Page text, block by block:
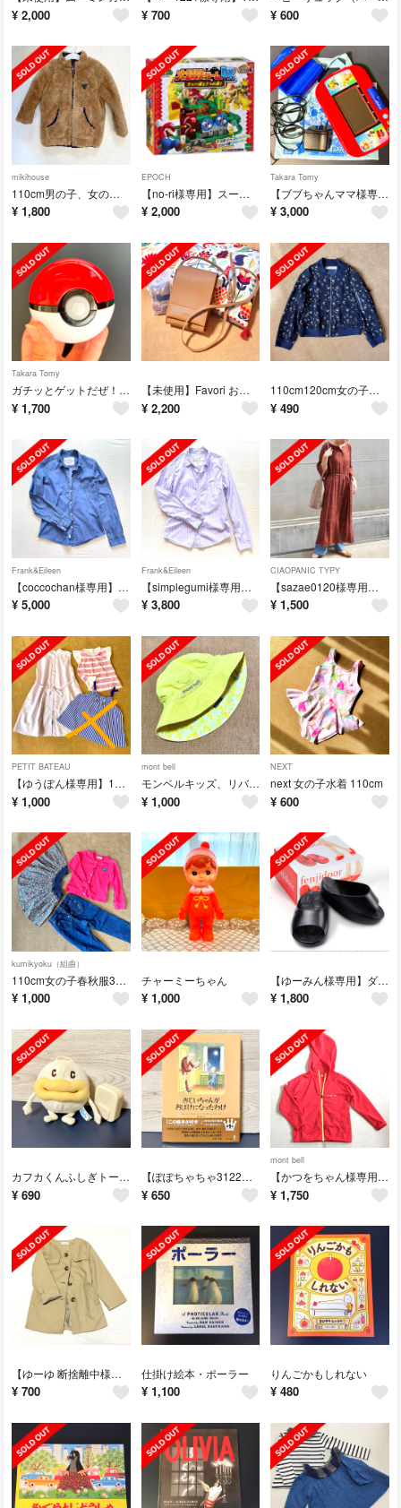
¥ 2,000 ¥ 700 ¥ 600
mikihouse
110cm男の子、女の子、リバーシブル、ボアコート
¥ 1,800
EPOCH
【no-ri様専用】スーパーマリオ大冒険ゲームDX クッパ城と7つの罠
¥ 2,000
Takara Tomy
【ブブちゃんママ様専用】カメラで遊んで学べる！マジックタブレット（ディズニー）
¥ 3,000
Takara Tomy
ガチッとゲットだぜ！モンスターボール
¥ 1,700
【未使用】Favori おでかけスマホショルダー キャメル
¥ 2,200
110cm120cm女の子花柄ブルゾン（薄手）、羽織
¥ 490
Frank&Eileen
【coccochan様専用】ダンガリーシャツ、デニムシャツ、シャンブレーシャツ
¥ 5,000
Frank&Eileen
【simplegumi様専用】フランクアンドアイリーン、マルチストライプシャツ
¥ 3,800
CIAOPANIC TYPY
【sazae0120様専用】チャオパニック、ペイズリー柄ワンピース（テラコッタ）
¥ 1,500
PETIT BATEAU
【ゆうぽん様専用】110cm〜女の子夏服セット
¥ 1,000
mont bell
モンベルキッズ、リバーシブルハット（女の子）
¥ 1,000
NEXT
next 女の子水着 110cm
¥ 600
kumikyoku（組曲）
110cm女の子春秋服3点セット
¥ 1,000
チャーミーちゃん
¥ 1,000
【ゆーみん様専用】ダイエットスリッパ ルームシューズ 健康スリッパ 姿勢矯正
¥ 1,800
カフカくんふしぎトーン（メロディおもちゃ）
¥ 690
【ぽぽちゃちゃ3122様専用ページ】おじいちゃんがおばけになったわけ
¥ 650
mont bell
【かつをちゃん様専用】mont-bellキッズ100ラッシュガード/ウインドブレ
¥ 1,750
【ゆーゆ 断捨離中様専用】110cm女の子ノーカラートレンチコート
¥ 700
仕掛け絵本・ポーラー
¥ 1,100
りんごかもしれない
¥ 480